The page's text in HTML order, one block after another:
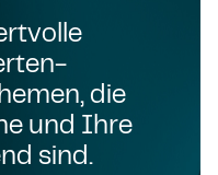
die
und Ihre
sind.